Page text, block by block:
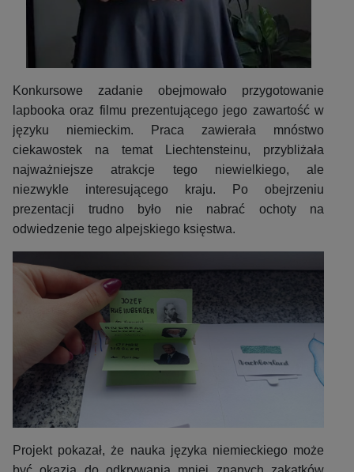
Konkursowe zadanie obejmowało przygotowanie
lapbooka oraz filmu prezentującego jego zawartość w
języku niemieckim. Praca zawierała mnóstwo
ciekawostek na temat Liechtensteinu, przybliżała
najważniejsze atrakcje tego niewielkiego, ale
niezwykle interesującego kraju. Po obejrzeniu
prezentacji trudno było nie nabrać ochoty na
odwiedzenie tego alpejskiego księstwa.
Projekt pokazał, że nauka języka niemieckiego może